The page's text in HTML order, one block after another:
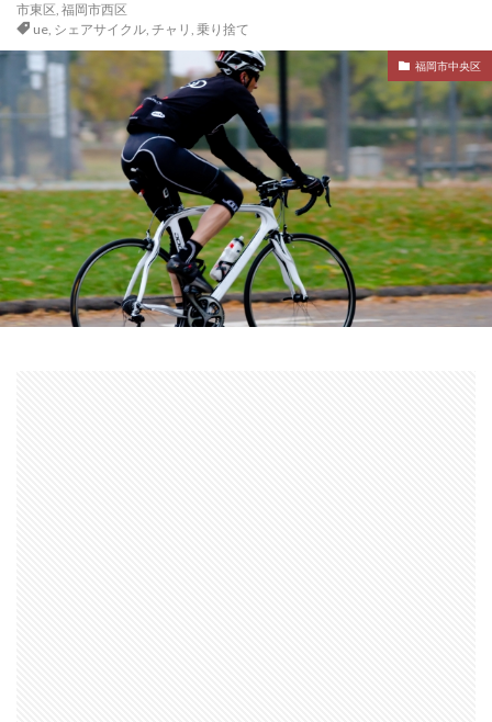
市東区, 福岡市西区
ue, シェアサイクル, チャリ , 乗り捨て
福岡市中央区